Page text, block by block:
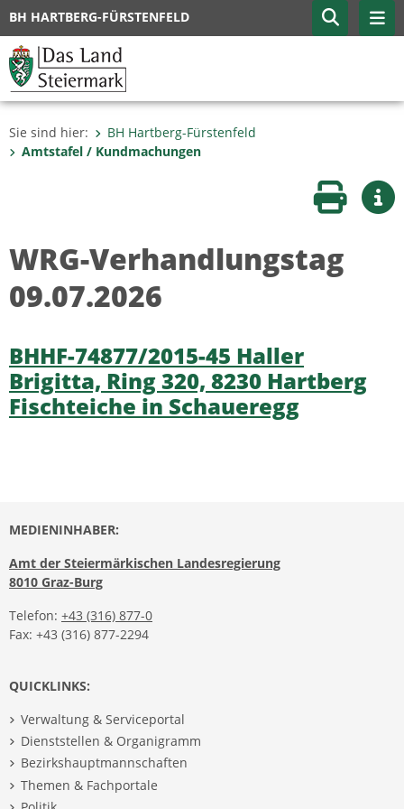
BH HARTBERG-FÜRSTENFELD
Sie sind hier:
BH Hartberg-Fürstenfeld
Amtstafel / Kundmachungen
Seite
WRG-Verhandlungstag
09.07.2026
BHHF-74877/2015-45 Haller
Brigitta, Ring 320, 8230 Hartberg
Fischteiche in Schaueregg
MEDIENINHABER:
Amt der Steiermärkischen Landesregierung
8010 Graz-Burg
Telefon: +43 (316) 877-0
Fax: +43 (316) 877-2294
QUICKLINKS:
Verwaltung & Serviceportal
Dienststellen & Organigramm
Bezirkshauptmannschaften
Themen & Fachportale